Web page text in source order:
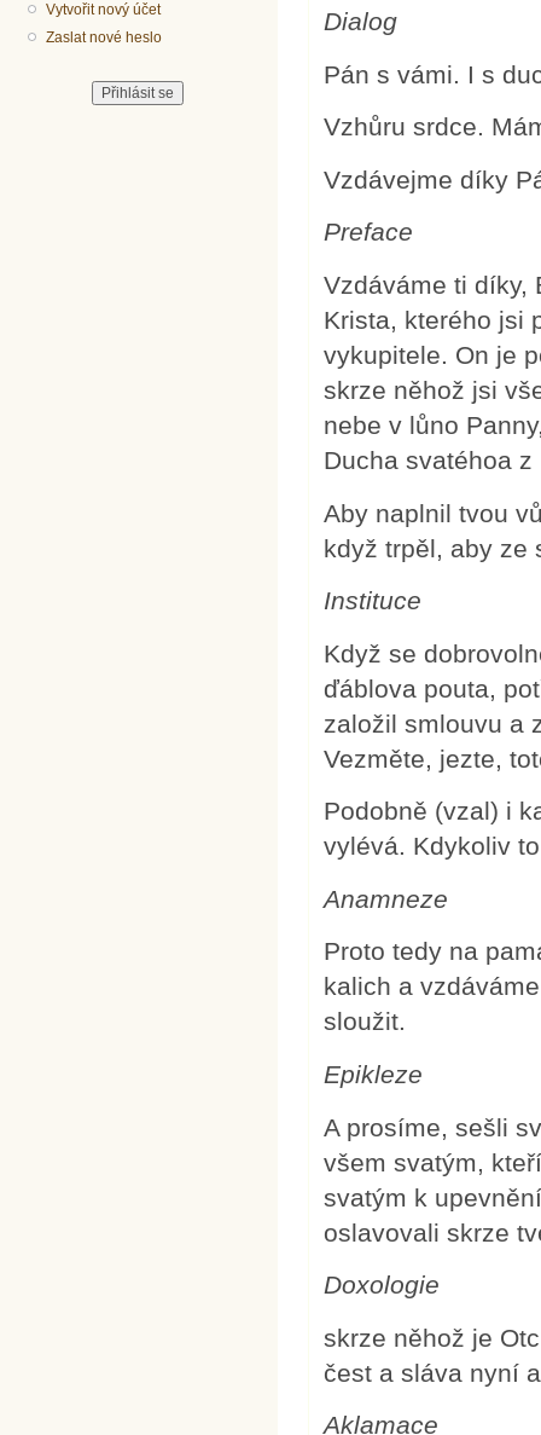
Vytvořit nový účet
Zaslat nové heslo
Dialog
Pán s vámi. I s
Vzhůru srdce.
Vzdávejme díky
Preface
Vzdáváme ti díky,
Krista, kterého jsi
vykupitele. On je
skrze něhož jsi
nebe v lůno
Ducha svatéhoa
Aby naplnil tvou
když trpěl, aby ze
Instituce
Když se
ďáblova pouta,
založil smlouvu a
Vezměte, jezte,
Podobně (vzal) i
vylévá. Kdykoliv
Anamneze
Proto tedy na
kalich a
sloužit.
Epikleze
A prosíme, sešli
všem svatým,
svatým k
oslavovali skrze
Doxologie
skrze něhož je
čest a sláva nyní
Aklamace